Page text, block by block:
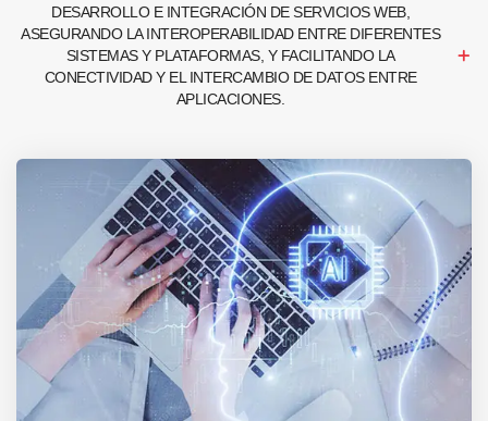
DESARROLLO E INTEGRACIÓN DE SERVICIOS WEB,
ASEGURANDO LA INTEROPERABILIDAD ENTRE DIFERENTES
SISTEMAS Y PLATAFORMAS, Y FACILITANDO LA
CONECTIVIDAD Y EL INTERCAMBIO DE DATOS ENTRE
APLICACIONES.